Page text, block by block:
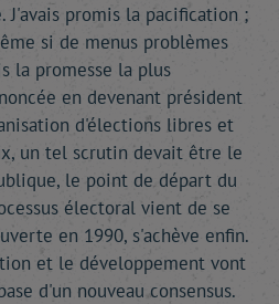
J'avais promis la pacification ;
si de menus problèmes
la promesse la plus
en devenant président
d'élections libres et
un tel scrutin devait être le
le point de départ du
électoral vient de se
en 1990, s'achève enfin.
et le développement vont
d'un nouveau consensus.